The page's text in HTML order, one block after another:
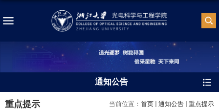
通知公告
当前位置： 首页 通知公告 重点提示
重点提示